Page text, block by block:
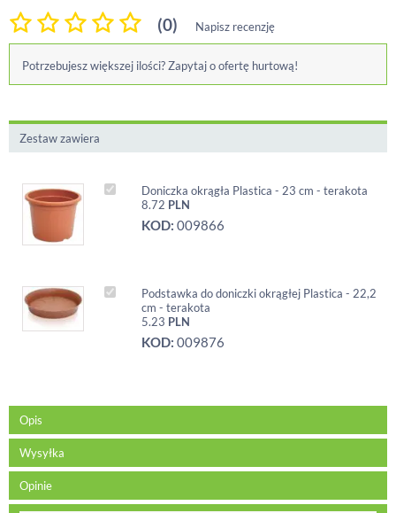
(0) Napisz recenzję
Potrzebujesz większej ilości? Zapytaj o ofertę hurtową!
Zestaw zawiera
Doniczka okrągła Plastica - 23 cm - terakota
8.72 PLN
KOD: 009866
Podstawka do doniczki okrągłej Plastica - 22,2
cm - terakota
5.23 PLN
KOD: 009876
Opis
Wysyłka
Opinie